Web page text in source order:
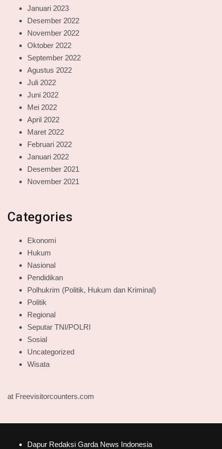
Januari 2023
Desember 2022
November 2022
Oktober 2022
September 2022
Agustus 2022
Juli 2022
Juni 2022
Mei 2022
April 2022
Maret 2022
Februari 2022
Januari 2022
Desember 2021
November 2021
Categories
Ekonomi
Hukum
Nasional
Pendidikan
Polhukrim (Politik, Hukum dan Kriminal)
Politik
Regional
Seputar TNI/POLRI
Sosial
Uncategorized
Wisata
at Freevisitorcounters.com
Dapur Redaksi Garda News Indonesia